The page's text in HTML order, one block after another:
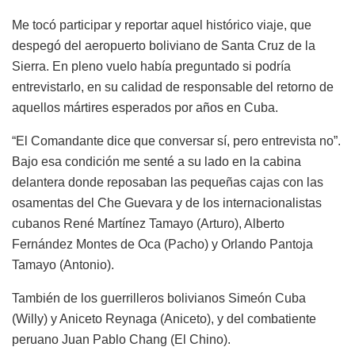
Me tocó participar y reportar aquel histórico viaje, que
despegó del aeropuerto boliviano de Santa Cruz de la
Sierra. En pleno vuelo había preguntado si podría
entrevistarlo, en su calidad de responsable del retorno de
aquellos mártires esperados por años en Cuba.
“El Comandante dice que conversar sí, pero entrevista no”.
Bajo esa condición me senté a su lado en la cabina
delantera donde reposaban las pequeñas cajas con las
osamentas del Che Guevara y de los internacionalistas
cubanos René Martínez Tamayo (Arturo), Alberto
Fernández Montes de Oca (Pacho) y Orlando Pantoja
Tamayo (Antonio).
También de los guerrilleros bolivianos Simeón Cuba
(Willy) y Aniceto Reynaga (Aniceto), y del combatiente
peruano Juan Pablo Chang (El Chino).